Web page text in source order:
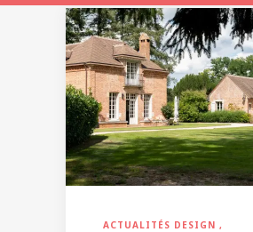
ACTUALITÉS DESIGN